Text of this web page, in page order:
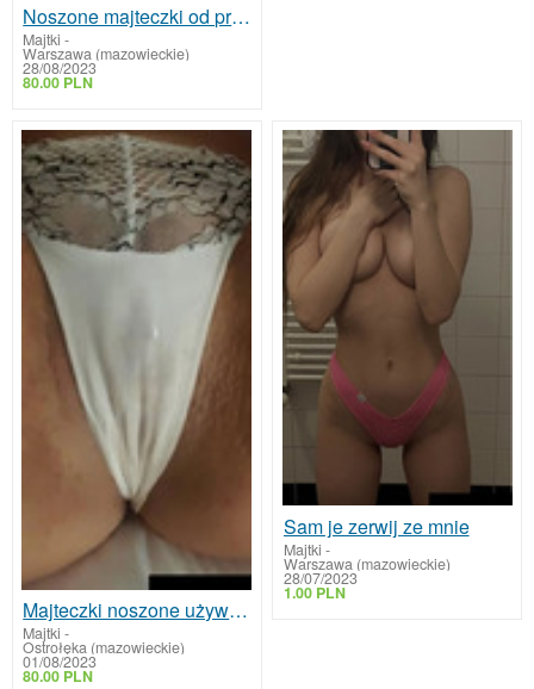
Noszone majteczki od przyszłej studentki
Majtki -
Warszawa (mazowieckie)
28/08/2023
80.00 PLN
Majteczki noszone używane
Majtki -
Ostrołęka (mazowieckie)
01/08/2023
80.00 PLN
Sam je zerwij ze mnie
Majtki -
Warszawa (mazowieckie)
28/07/2023
1.00 PLN